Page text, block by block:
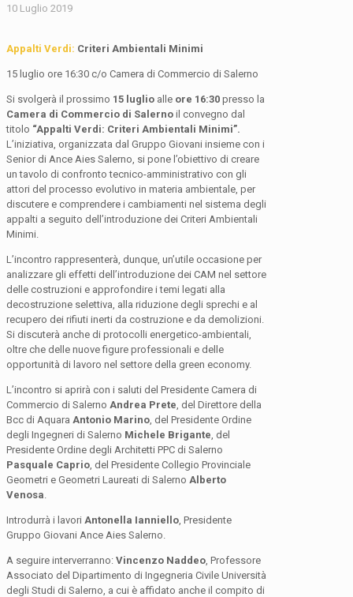
10 Luglio 2019
Appalti Verdi: Criteri Ambientali Minimi
15 luglio ore 16:30 c/o Camera di Commercio di Salerno
Si svolgerà il prossimo 15 luglio alle ore 16:30 presso la
Camera di Commercio di Salerno il convegno dal
titolo “Appalti Verdi: Criteri Ambientali Minimi”.
L’iniziativa, organizzata dal Gruppo Giovani insieme con i
Senior di Ance Aies Salerno, si pone l’obiettivo di creare
un tavolo di confronto tecnico-amministrativo con gli
attori del processo evolutivo in materia ambientale, per
discutere e comprendere i cambiamenti nel sistema degli
appalti a seguito dell’introduzione dei Criteri Ambientali
Minimi.
L’incontro rappresenterà, dunque, un’utile occasione per
analizzare gli effetti dell’introduzione dei CAM nel settore
delle costruzioni e approfondire i temi legati alla
decostruzione selettiva, alla riduzione degli sprechi e al
recupero dei rifiuti inerti da costruzione e da demolizioni.
Si discuterà anche di protocolli energetico-ambientali,
oltre che delle nuove figure professionali e delle
opportunità di lavoro nel settore della green economy.
L’incontro si aprirà con i saluti del Presidente Camera di
Commercio di Salerno Andrea Prete, del Direttore della
Bcc di Aquara Antonio Marino, del Presidente Ordine
degli Ingegneri di Salerno Michele Brigante, del
Presidente Ordine degli Architetti PPC di Salerno
Pasquale Caprio, del Presidente Collegio Provinciale
Geometri e Geometri Laureati di Salerno Alberto
Venosa.
Introdurrà i lavori Antonella Ianniello, Presidente
Gruppo Giovani Ance Aies Salerno.
A seguire interverranno: Vincenzo Naddeo, Professore
Associato del Dipartimento di Ingegneria Civile Università
degli Studi di Salerno, a cui è affidato anche il compito di